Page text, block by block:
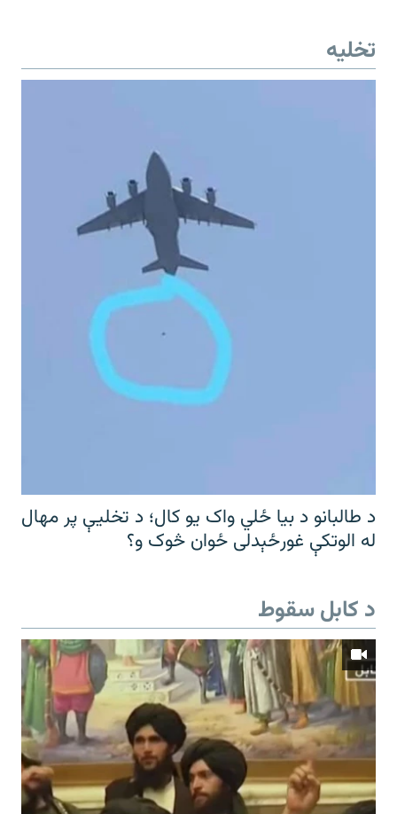
تخلیه
د طالبانو د بیا ځلي واک یو کال؛ د تخلیې پر مهال
له الوتکې غورځېدلی ځوان څوک و؟
د کابل سقوط